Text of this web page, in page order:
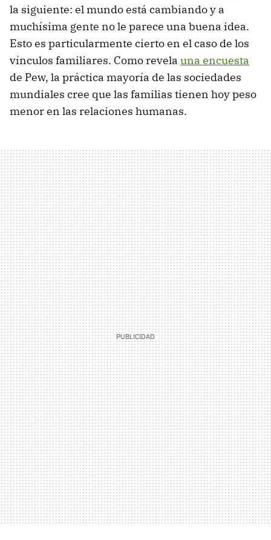
la siguiente: el mundo está cambiando y a
muchísima gente no le parece una buena idea.
Esto es particularmente cierto en el caso de los
vínculos familiares. Como revela una encuesta
de Pew, la práctica mayoría de las sociedades
mundiales cree que las familias tienen hoy peso
menor en las relaciones humanas.